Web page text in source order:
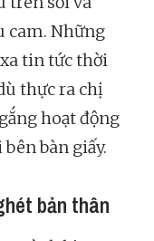
cam. Những
tin tức thời
thực ra chị
hoạt động
bàn giấy.
bản thân